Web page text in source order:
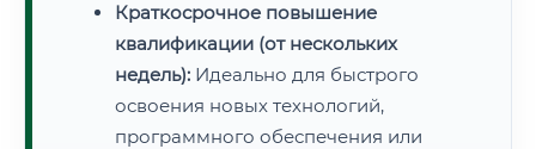
Краткосрочное повышение
квалификации (от нескольких
недель): Идеально для быстрого
освоения новых технологий,
программного обеспечения или